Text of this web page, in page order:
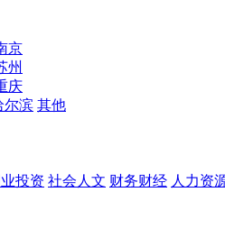
京
州
庆
尔滨 其他
投资 社会人文 财务财经 人力资